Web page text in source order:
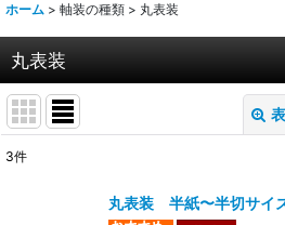
ホーム > 軸装の種類 > 丸表装
丸表装
3件
丸表装 半紙〜半切サイ